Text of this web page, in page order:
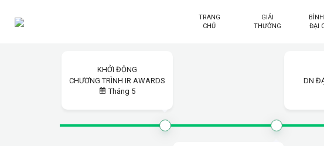
TRANG
CHỦ
GIẢI
THƯỞNG
ĐẠI
KHỞI ĐỘNG
CHƯƠNG TRÌNH IR AWARDS
Tháng 5
DN